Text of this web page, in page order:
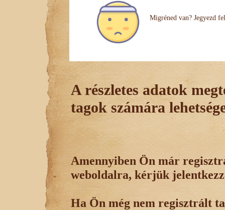
Migréned van? Jegyezd
A részletes adatok
tagok számára
Amennyiben Ön már
weboldalra, kérjük
Ha Ön még nem regisztrált